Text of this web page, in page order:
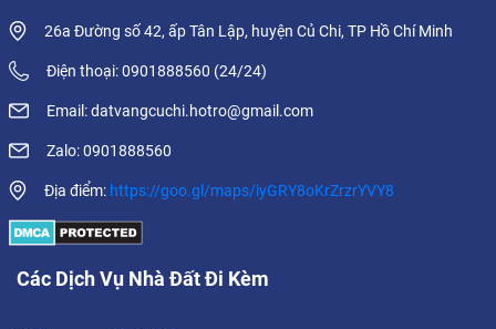
26a Đường số 42, ấp Tân Lập, huyện Củ Chi, TP Hồ Chí Minh
Điện thoại: 0901888560 (24/24)
Email: datvangcuchi.hotro@gmail.com
Zalo: 0901888560
Địa điểm: https://goo.gl/maps/iyGRY8oKrZrzrYVY8
Các Dịch Vụ Nhà Đất Đi Kèm